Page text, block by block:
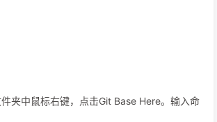
夹中鼠标右键，点击Git Base Here。输入命